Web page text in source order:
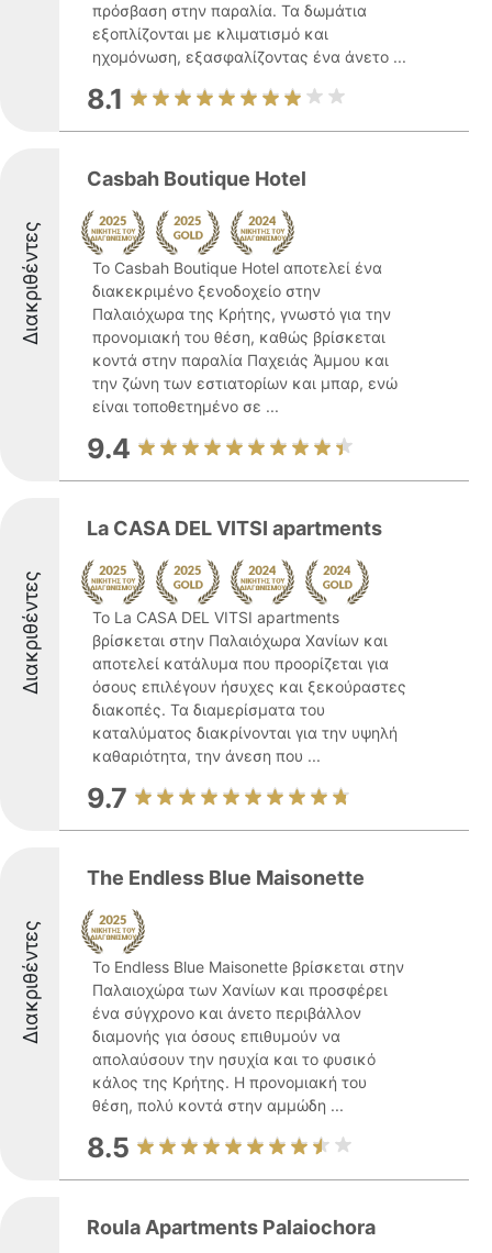
πρόσβαση στην παραλία. Τα δωμάτια
εξοπλίζονται με κλιματισμό και
ηχομόνωση, εξασφαλίζοντας ένα άνετο ...
8.1
Διακριθέντες
Casbah Boutique Hotel
Το Casbah Boutique Hotel αποτελεί ένα
διακεκριμένο ξενοδοχείο στην
Παλαιόχωρα της Κρήτης, γνωστό για την
προνομιακή του θέση, καθώς βρίσκεται
κοντά στην παραλία Παχειάς Άμμου και
την ζώνη των εστιατορίων και μπαρ, ενώ
είναι τοποθετημένο σε ...
9.4
Διακριθέντες
La CASA DEL VITSI apartments
Το La CASA DEL VITSI apartments
βρίσκεται στην Παλαιόχωρα Χανίων και
αποτελεί κατάλυμα που προορίζεται για
όσους επιλέγουν ήσυχες και ξεκούραστες
διακοπές. Τα διαμερίσματα του
καταλύματος διακρίνονται για την υψηλή
καθαριότητα, την άνεση που ...
9.7
Διακριθέντες
The Endless Blue Maisonette
Το Endless Blue Maisonette βρίσκεται στην
Παλαιοχώρα των Χανίων και προσφέρει
ένα σύγχρονο και άνετο περιβάλλον
διαμονής για όσους επιθυμούν να
απολαύσουν την ησυχία και το φυσικό
κάλος της Κρήτης. Η προνομιακή του
θέση, πολύ κοντά στην αμμώδη ...
8.5
Roula Apartments Palaiochora